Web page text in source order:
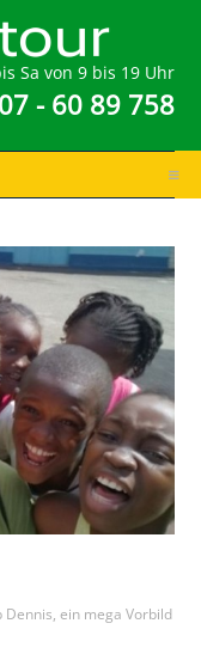
Sa von 9 bis 19 Uhr
- 60 89 758
Dennis, ein mega Vorbild